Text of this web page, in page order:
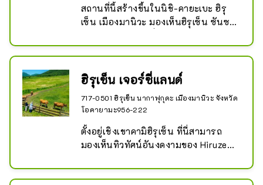
ถึงต้นเดือนกรกฎาคม คุณสามารถ
เพลิดเพลินกับทิวทัศน์ของหิ่งห้อยฮิเมะ
สถานที่นี้สร้างขึ้นในนิชิ-คายะเบะ ฮิรุ
เซ็น เมืองมานิวะ มองเห็นฮิรุเซ็น ซันซะ
ผู้คนในเมืองผ่านต้นไม้
ประกอบด้วยทุ่งลาเวนเดอร์ที่ใหญ่ที่สุด
แห่งหนึ่งในญี่ปุ่นตะวันตก สวนสมุนไพร
ที่เต็มไปด้วยดอกไม้สมุนไพร สวนบน
ภูเขาที่รวบรวมพืชป่าและพืชป่าในท้อง
ถิ่น สวนไฮเดรนเยีย มีดอกไฮเดรนเยีย
ประมาณ 3,000 ดอก และสถานที่ทำ
เวิร์กช็อปและร้านค้า/ร้านอาหาร
ฮิรุเซ็น เจอร์ซี่แลนด์
717-0501 ฮิรุเซ็น นากาฟุกุดะ เมืองมานิวะ จังหวัด
โอคายามะ956-222
ตั้งอยู่เชิงเขาคามิฮิรุเซ็น ที่นี่สามารถ
มองเห็นทิวทัศน์อันงดงามของ Hiruzen
หญ้าอย่างสงบสุขในทุ่งหญ้า นักท่อง